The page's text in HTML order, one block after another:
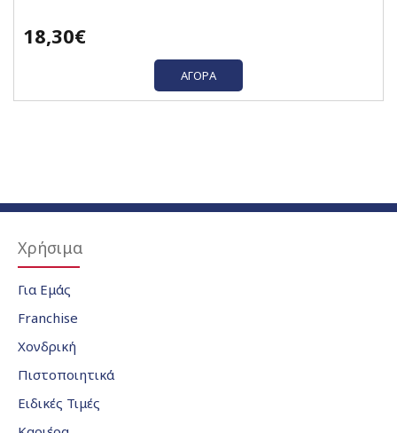
18,30€
ΑΓΟΡΆ
Χρήσιμα
Για Εμάς
Franchise
Χονδρική
Πιστοποιητικά
Ειδικές Τιμές